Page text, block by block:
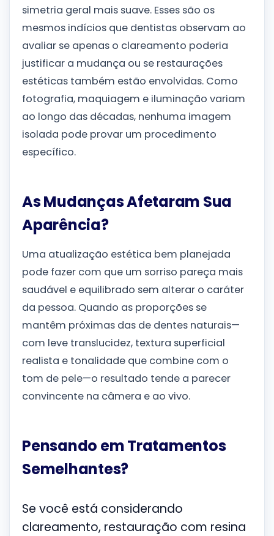
simetria geral mais suave. Esses são os
mesmos indícios que dentistas observam ao
avaliar se apenas o clareamento poderia
justificar a mudança ou se restaurações
estéticas também estão envolvidas. Como
fotografia, maquiagem e iluminação variam
ao longo das décadas, nenhuma imagem
isolada pode provar um procedimento
específico.
As Mudanças Afetaram Sua
Aparência?
Uma atualização estética bem planejada
pode fazer com que um sorriso pareça mais
saudável e equilibrado sem alterar o caráter
da pessoa. Quando as proporções se
mantêm próximas das de dentes naturais—
com leve translucidez, textura superficial
realista e tonalidade que combine com o
tom de pele—o resultado tende a parecer
convincente na câmera e ao vivo.
Pensando em Tratamentos
Semelhantes?
Se você está considerando
clareamento, restauração com resina